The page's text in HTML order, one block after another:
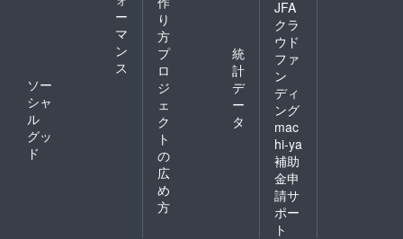
ー
マ
ン
ス
ソー
シャ
ル
グッ
ド
り
方
プ
ロ
ジ
ェ
ク
ト
の
広
め
方
統
計
デ
ー
タ
JFA
クラ
ウド
ファ
ン
ディ
ング
mac
hi-ya
補助
金申
請サ
ポー
ト